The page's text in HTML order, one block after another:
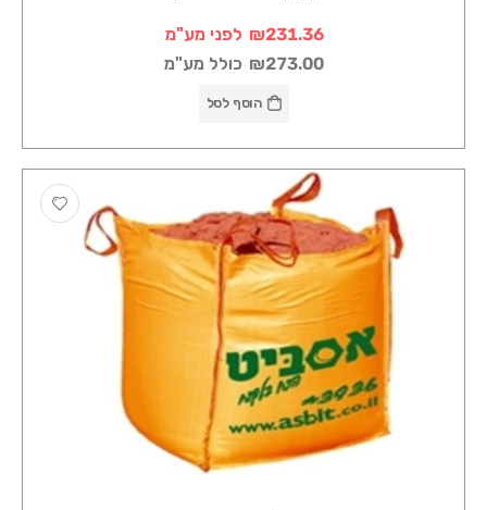
₪231.36 לפני מע"מ
₪273.00 כולל מע"מ
הוסף לסל